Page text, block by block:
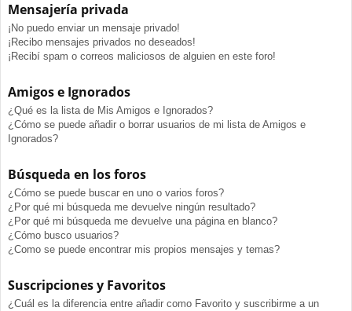
Mensajería privada
¡No puedo enviar un mensaje privado!
¡Recibo mensajes privados no deseados!
¡Recibí spam o correos maliciosos de alguien en este foro!
Amigos e Ignorados
¿Qué es la lista de Mis Amigos e Ignorados?
¿Cómo se puede añadir o borrar usuarios de mi lista de Amigos e
Ignorados?
Búsqueda en los foros
¿Cómo se puede buscar en uno o varios foros?
¿Por qué mi búsqueda me devuelve ningún resultado?
¿Por qué mi búsqueda me devuelve una página en blanco?
¿Cómo busco usuarios?
¿Como se puede encontrar mis propios mensajes y temas?
Suscripciones y Favoritos
¿Cuál es la diferencia entre añadir como Favorito y suscribirme a un